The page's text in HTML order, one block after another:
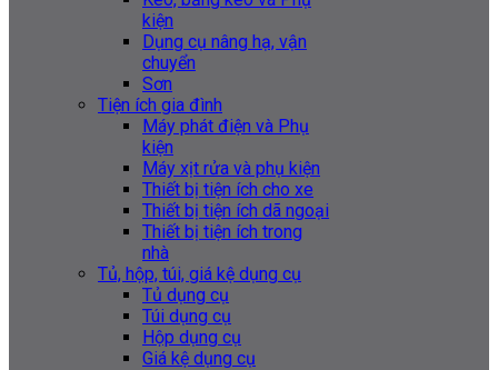
kiện
Dụng cụ nâng hạ, vận
chuyển
Sơn
Tiện ích gia đình
Máy phát điện và Phụ
kiện
Máy xịt rửa và phụ kiện
Thiết bị tiện ích cho xe
Thiết bị tiện ích dã ngoại
Thiết bị tiện ích trong
nhà
Tủ, hộp, túi, giá kệ dụng cụ
Tủ dụng cụ
Túi dụng cụ
Hộp dụng cụ
Giá kệ dụng cụ